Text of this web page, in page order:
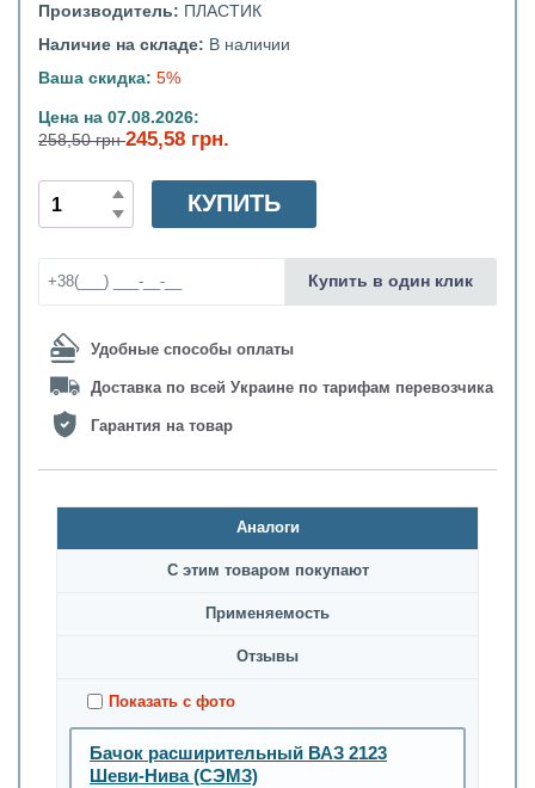
Производитель: ПЛАСТИК
Наличие на складе: В наличии
Ваша скидка: 5%
Цена на 07.08.2026:
258,50 грн245,58 грн.
Удобные способы оплаты
Доставка по всей Украине по тарифам перевозчика
Гарантия на товар
КУПИТЬ
Купить в один клик
Аналоги
С этим товаром покупают
Применяемость
Oтзывы
Показать с фото
Бачок расширительный ВАЗ 2123
Шеви-Нива (СЭМЗ)